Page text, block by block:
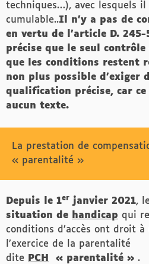
techniques…), avec lesquels il
cumulable..Il n’y a pas de
en vertu de l’article D. 245-
précise que le seul
que les conditions restent
non plus possible d’exiger
qualification précise, car ce
aucun texte.
La prestation de
« parentalité »
Depuis le 1er janvier 2021,
situation de handicap qui
conditions d’accès ont droit à
l’exercice de la parentalité
dite
PCH « parentalité » .